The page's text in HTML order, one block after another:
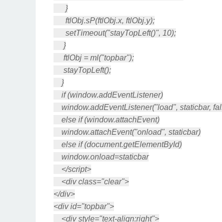
}
ftlObj.sP(ftlObj.x, ftlObj.y);
setTimeout("stayTopLeft()", 10);
}
ftlObj = ml("topbar");
stayTopLeft();
}
if (window.addEventListener)
window.addEventListener("load", staticbar,
else if (window.attachEvent)
window.attachEvent("onload", staticbar)
else if (document.getElementById)
window.onload=staticbar
</script>
<div class="clear">
</div>
<div id="topbar">
<div style="text-align:right">